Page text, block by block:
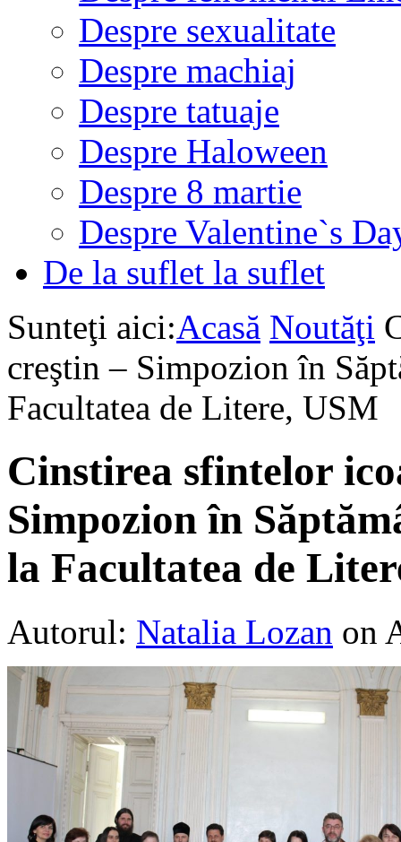
Despre sexualitate
Despre machiaj
Despre tatuaje
Despre Haloween
Despre 8 martie
Despre Valentine`s
De la suflet la suflet
Sunteţi aici:Acasă Noutăţi
creştin – Simpozion în
Facultatea de Litere, USM
Cinstirea sfintelor
Simpozion în
la Facultatea de
Autorul: Natalia Lozan on